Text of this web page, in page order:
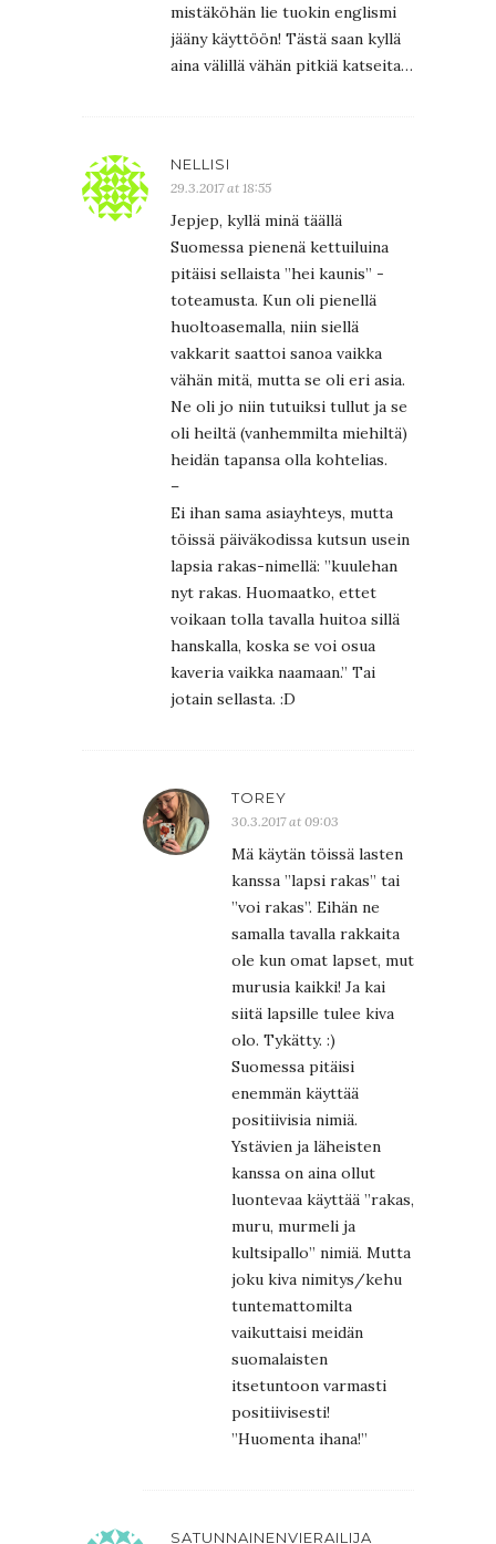
mistäköhän lie tuokin englismi
jääny käyttöön! Tästä saan kyllä
aina välillä vähän pitkiä katseita…
NELLISI
29.3.2017 at 18:55
Jepjep, kyllä minä täällä
Suomessa pienenä kettuiluina
pitäisi sellaista ”hei kaunis” -
toteamusta. Kun oli pienellä
huoltoasemalla, niin siellä
vakkarit saattoi sanoa vaikka
vähän mitä, mutta se oli eri asia.
Ne oli jo niin tutuiksi tullut ja se
oli heiltä (vanhemmilta miehiltä)
heidän tapansa olla kohtelias.
–
Ei ihan sama asiayhteys, mutta
töissä päiväkodissa kutsun usein
lapsia rakas-nimellä: ”kuulehan
nyt rakas. Huomaatko, ettet
voikaan tolla tavalla huitoa sillä
hanskalla, koska se voi osua
kaveria vaikka naamaan.” Tai
jotain sellasta. :D
TOREY
30.3.2017 at 09:03
Mä käytän töissä lasten
kanssa ”lapsi rakas” tai
”voi rakas”. Eihän ne
samalla tavalla rakkaita
ole kun omat lapset, mut
murusia kaikki! Ja kai
siitä lapsille tulee kiva
olo. Tykätty. :)
Suomessa pitäisi
enemmän käyttää
positiivisia nimiä.
Ystävien ja läheisten
kanssa on aina ollut
luontevaa käyttää ”rakas,
muru, murmeli ja
kultsipallo” nimiä. Mutta
joku kiva nimitys/kehu
tuntemattomilta
vaikuttaisi meidän
suomalaisten
itsetuntoon varmasti
positiivisesti!
”Huomenta ihana!”
SATUNNAINENVIERAILIJA